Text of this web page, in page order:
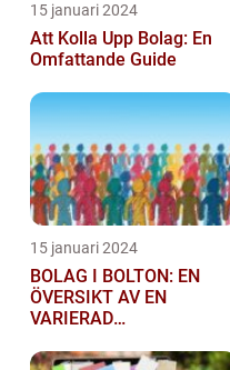
15 januari 2024
Att Kolla Upp Bolag: En
Omfattande Guide
15 januari 2024
BOLAG I BOLTON: EN
ÖVERSIKT AV EN
VARIERAD